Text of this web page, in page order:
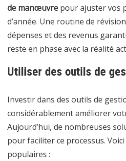
de manœuvre pour ajuster vos
d’année. Une routine de
dépenses et des revenus
reste en phase avec la réalité
Utiliser des outils de
Investir dans des outils de
considérablement améliorer
Aujourd’hui, de nombreuses
pour faciliter ce processus.
populaires :